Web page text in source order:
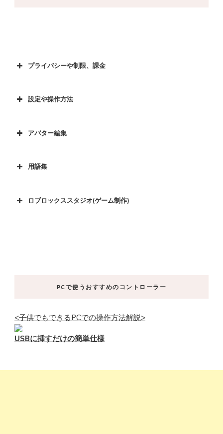
プライバシーや制限、課金
設定や操作方法
アバター編集
用語集
ロブロックススタジオ(ゲーム制作)
PCで使うおすすめのコントローラー
<子供でもできるPCでの操作方法解説>
USBに挿すだけの簡単仕様